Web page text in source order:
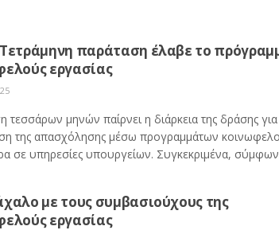
παράταση έλαβε το
εργασίας
τεσσάρων μηνών παίρνει η διάρκεια της δράσης για
της απασχόλησης μέσω προγραμμάτων
σε υπηρεσίες υπουργείων. Συγκεκριμένα,
με τους συμβασιούχους της
εργασίας